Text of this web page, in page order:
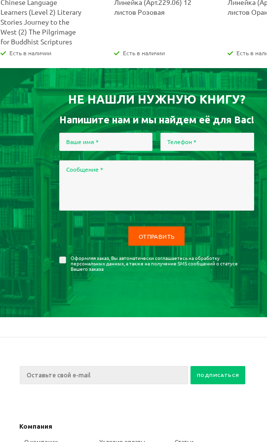
Chinese Language
Learners (Level 2) Literary
Stories Journey to the
West (2) The Pilgrimage
for Buddhist Scriptures
Есть в наличии
Линейка (Арт.229.06) 12
листов Розовая
Есть в наличии
Линейка
листов
Есть в
НЕ НАШЛИ НУЖНУЮ КНИГУ?
Напишите нам и мы найдем её для Вас!
Ваше имя * Телефон *
Сообщение *
Оформляя заказ, Вы автоматически соглашаетесь наобработку
персональных данных, а также на получение SMS сообщений о статусе
Вашего заказа
Компания